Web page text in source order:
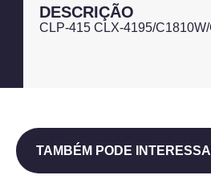
DESCRIÇÃO
CLP-415 CLX-4195/
TAMBÉM PODE